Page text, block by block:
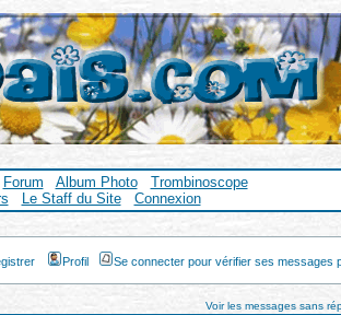
Forum Album Photo
Trombinoscope
Le Staff du Site Connexion
Profil Se connecter pour vérifier ses messages
Voir les messages sans